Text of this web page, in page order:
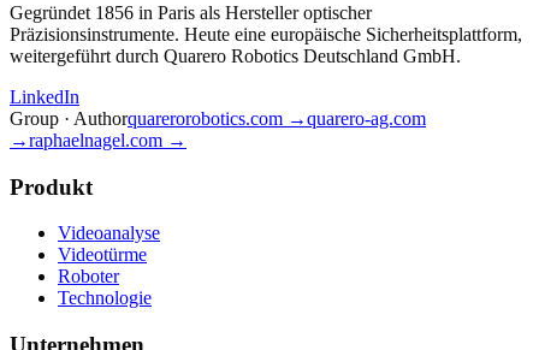
Gegründet 1856 in Paris als Hersteller optischer
Präzisionsinstrumente. Heute eine europäische Sicherheitsplattform,
weitergeführt durch Quarero Robotics Deutschland GmbH.
LinkedIn
Group · Authorquarerorobotics.com →quarero-ag.com
→raphaelnagel.com →
Produkt
Videoanalyse
Videotürme
Roboter
Technologie
Unternehmen